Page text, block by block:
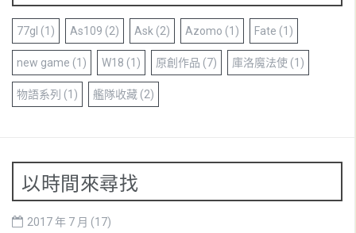
77gl (1) As109 (2) Ask (2) Azomo (1) Fate (1)
new game (1) W18 (1) 原創作品 (7) 庫洛魔法使 (1)
物語系列 (1) 艦隊收藏 (2)
以時間來尋找
2017 年 7 月 (17)